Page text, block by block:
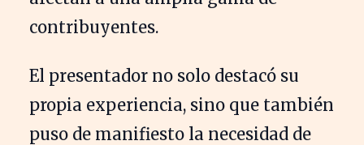
contribuyentes.
El presentador no solo destacó su
propia experiencia, sino que también
puso de manifiesto la necesidad de